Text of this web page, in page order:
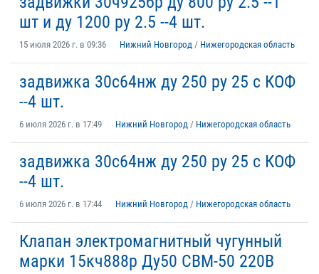
шт и ду 1200 ру 2.5 --4 шт.
15 июля 2026 г. в 09:36 Нижний Новгород / Нижегородская область
задвижка 30с64нж ду 250 ру 25 с КОФ
--4 шт.
6 июля 2026 г. в 17:49 Нижний Новгород / Нижегородская область
задвижка 30с64нж ду 250 ру 25 с КОФ
--4 шт.
6 июля 2026 г. в 17:44 Нижний Новгород / Нижегородская область
Клапан электромагнитный чугунный
марки 15кч888р Ду50 СВМ-50 220В